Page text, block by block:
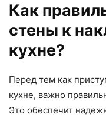
Как
стены к
кухне?
Перед тем как
кухне, важно
Это обеспечит